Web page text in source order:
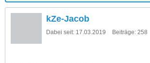
kZe-Jacob
Dabei seit: 17.03.2019 Beiträge: 258